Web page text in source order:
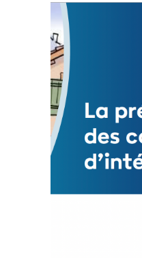
Statut de l’élu
3 avril 2024
Mise à jour avril 2024
FEUILLETER